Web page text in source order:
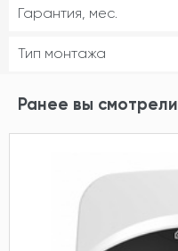
Гарантия, мес.
Тип монтажа
Ранее вы смотрели